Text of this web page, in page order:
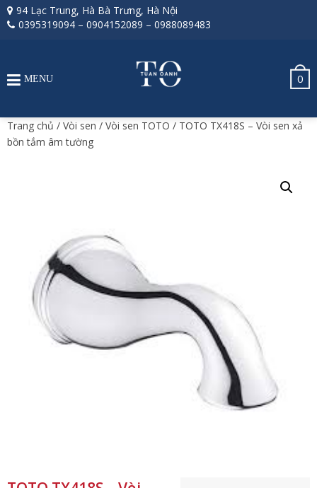
94 Lạc Trung, Hà Bà Trưng, Hà Nội
0395319094 – 0904152089 – 0988089483
0
MENU
Trang chủ / Vòi sen / Vòi sen TOTO / TOTO TX418S – Vòi sen xả
bồn tắm âm tường